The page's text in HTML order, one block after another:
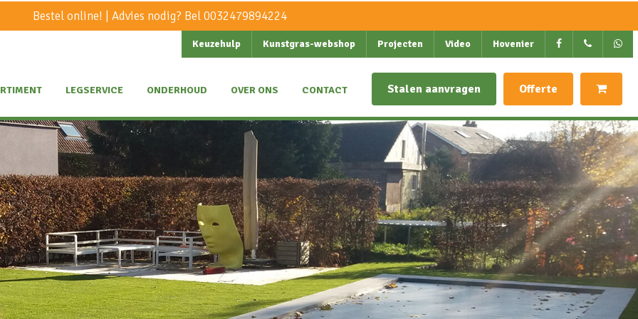
Bestel online! | Advies nodig? Bel0032479894224
Keuzehulp Kunstgras-webshop Projecten Video Hovenier
LEGSERVICE ONDERHOUD OVER ONS CONTACT Stalen aanvragen Offerte